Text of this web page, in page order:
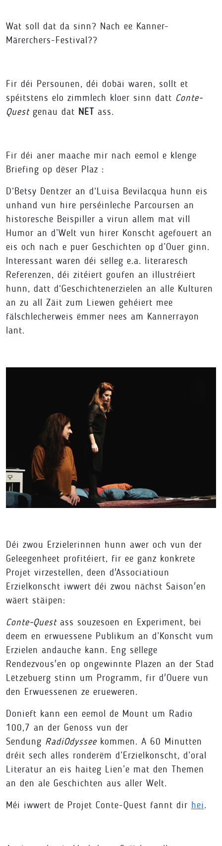
Wat soll dat da sinn? Nach ee Kanner-
Märerchers-Festival??
Fir déi Persounen, déi dobäi waren, sollt et
spéitstens elo zimmlech kloer sinn datt Conte-
Questgenau dat NET ass.
Fir déi aner maache mir nach eemol e klenge
Briefing op dëser Plaz :
D‘Betsy Dentzer an d‘Luisa Bevilacqua hunn eis
unhand vun hire perséinleche Parcoursen an
historesche Beispiller a virun allem mat vill
Humor an d’Welt vun hirer Konscht agefouert an
eis och nach e puer Geschichten op d’Ouer ginn.
Interessant waren déi sëlleg e.a. literaresch
Referenzen, déi zitéiert goufen an illustréiert
hunn, datt d‘Geschichtenerzielen an alle Kulturen
an zu all Zäit zum Liewen gehéiert mee
fälschlecherweis ëmmer nees am Kannerrayon
lant.
Déi zwou Erzielerinnen hunn awer och vun der
Geleegenheet profitéiert, fir ee ganz konkrete
Projet virzestellen, deen d'Associatioun
Erzielkonscht iwwert déi zwou nächst Saison'en
wäert stäipen:
Conte-Questass souzesoen en Experiment, bei
deem en erwuessene Publikum an d’Konscht vum
Erzielen andauche kann. Eng sëllege
Rendezvous'en op ongewinnte Plazen an der Stad
Lëtzebuerg stinn um Programm, fir d'Ouere vun
den Erwuessenen ze erueweren.
Donieft kann een eemol de Mount um Radio
100,7 an der Genoss vun der
Sendung RadiOdyssee kommen. A 60 Minutten
dréit sech alles ronderëm d’Erzielkonscht, d’oral
Literatur an eis haiteg Lien’e mat den Themen
an den ale Geschichten aus aller Welt.
Méi iwwert de Projet Conte-Quest fannt dir hei.